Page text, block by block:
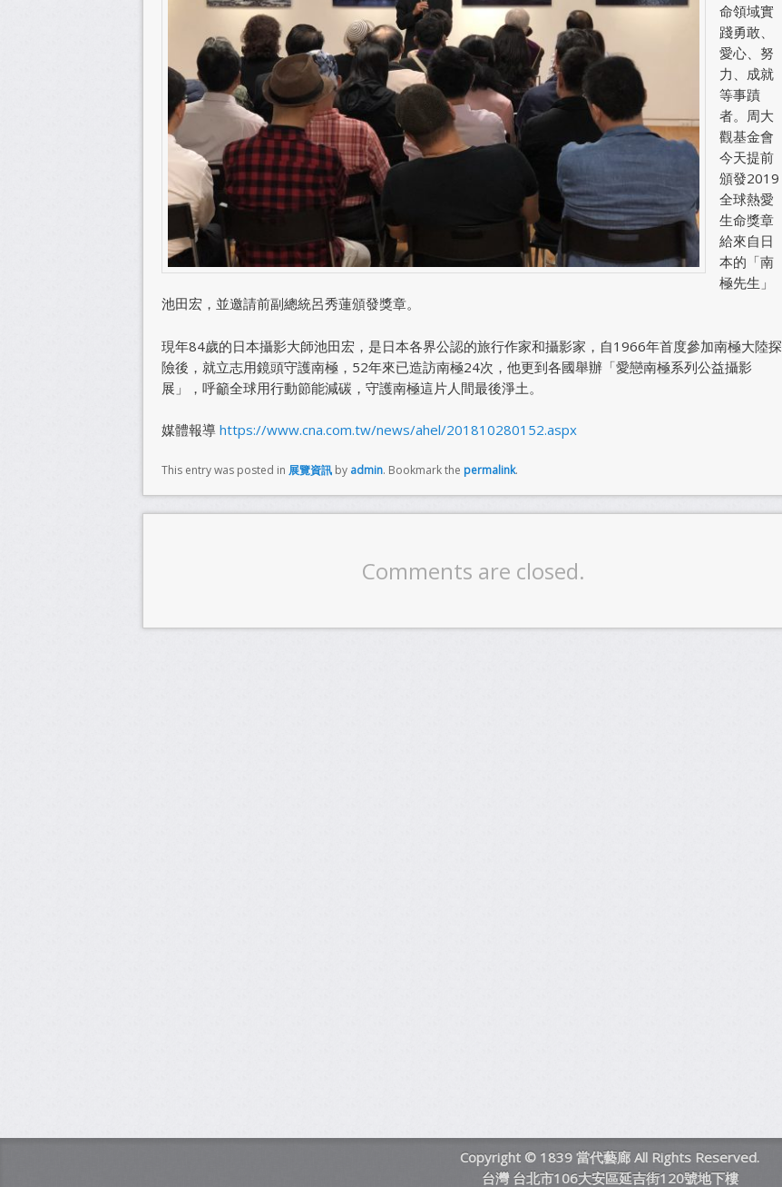
命領域實
踐勇敢、
愛心、努
力、成就
等事蹟
者。周大
觀基金會
今天提前
頒發2019
全球熱愛
生命獎章
給來自日
本的「南
極先生」
池田宏，並邀請前副總統呂秀蓮頒發獎章。
現年84歲的日本攝影大師池田宏，是日本各界公認的旅行作家和攝影家，自1966年首度參加南極大陸探
險後，就立志用鏡頭守護南極，52年來已造訪南極24次，他更到各國舉辦「愛戀南極系列公益攝影
展」，呼籲全球用行動節能減碳，守護南極這片人間最後淨土。
媒體報導 https://www.cna.com.tw/news/ahel/201810280152.aspx
This entry was posted in 展覽資訊 by admin. Bookmark the permalink.
Comments are closed.
Copyright © 1839 當代藝廊 All Rights Reserved.
台灣 台北市106大安區延吉街120號地下樓